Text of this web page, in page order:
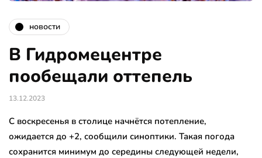
новости
В Гидромецентре
пообещали оттепель
13.12.2023
С воскресенья в столице начнётся потепление,
ожидается до +2, сообщили синоптики. Такая погода
сохранится минимум до середины следующей недели,